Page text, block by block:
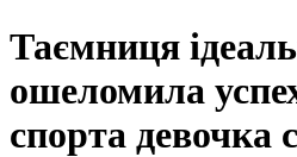
Таємниця
ошеломила
спорта девочка